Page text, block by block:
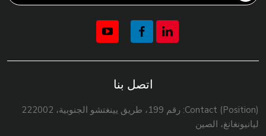
اتصل بنا
Contact (Position): رقم 199، طريق يينغتشو الجنوبية، 222002
ليانيونغانغ، الصين